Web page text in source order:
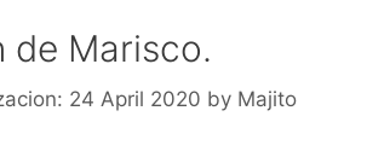
de Marisco.
24 April 2020 by Majito